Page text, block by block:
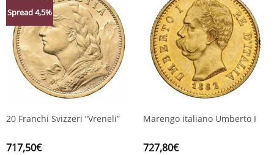
Spread 4,5%
20 Franchi Svizzeri “Vreneli”
717,50€
Marengo italiano Umberto I
727,80€